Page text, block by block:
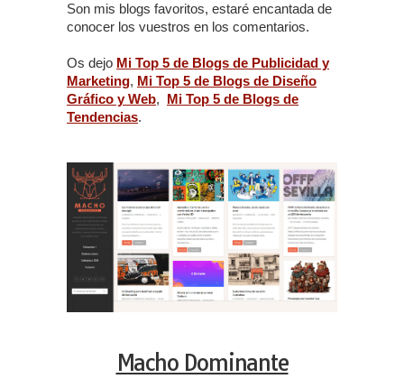
Son mis blogs favoritos, estaré encantada de
conocer los vuestros en los comentarios.
Os dejo Mi Top 5 de Blogs de Publicidad y
Marketing, Mi Top 5 de Blogs de Diseño
Gráfico y Web, Mi Top 5 de Blogs de
Tendencias.
Macho Dominante